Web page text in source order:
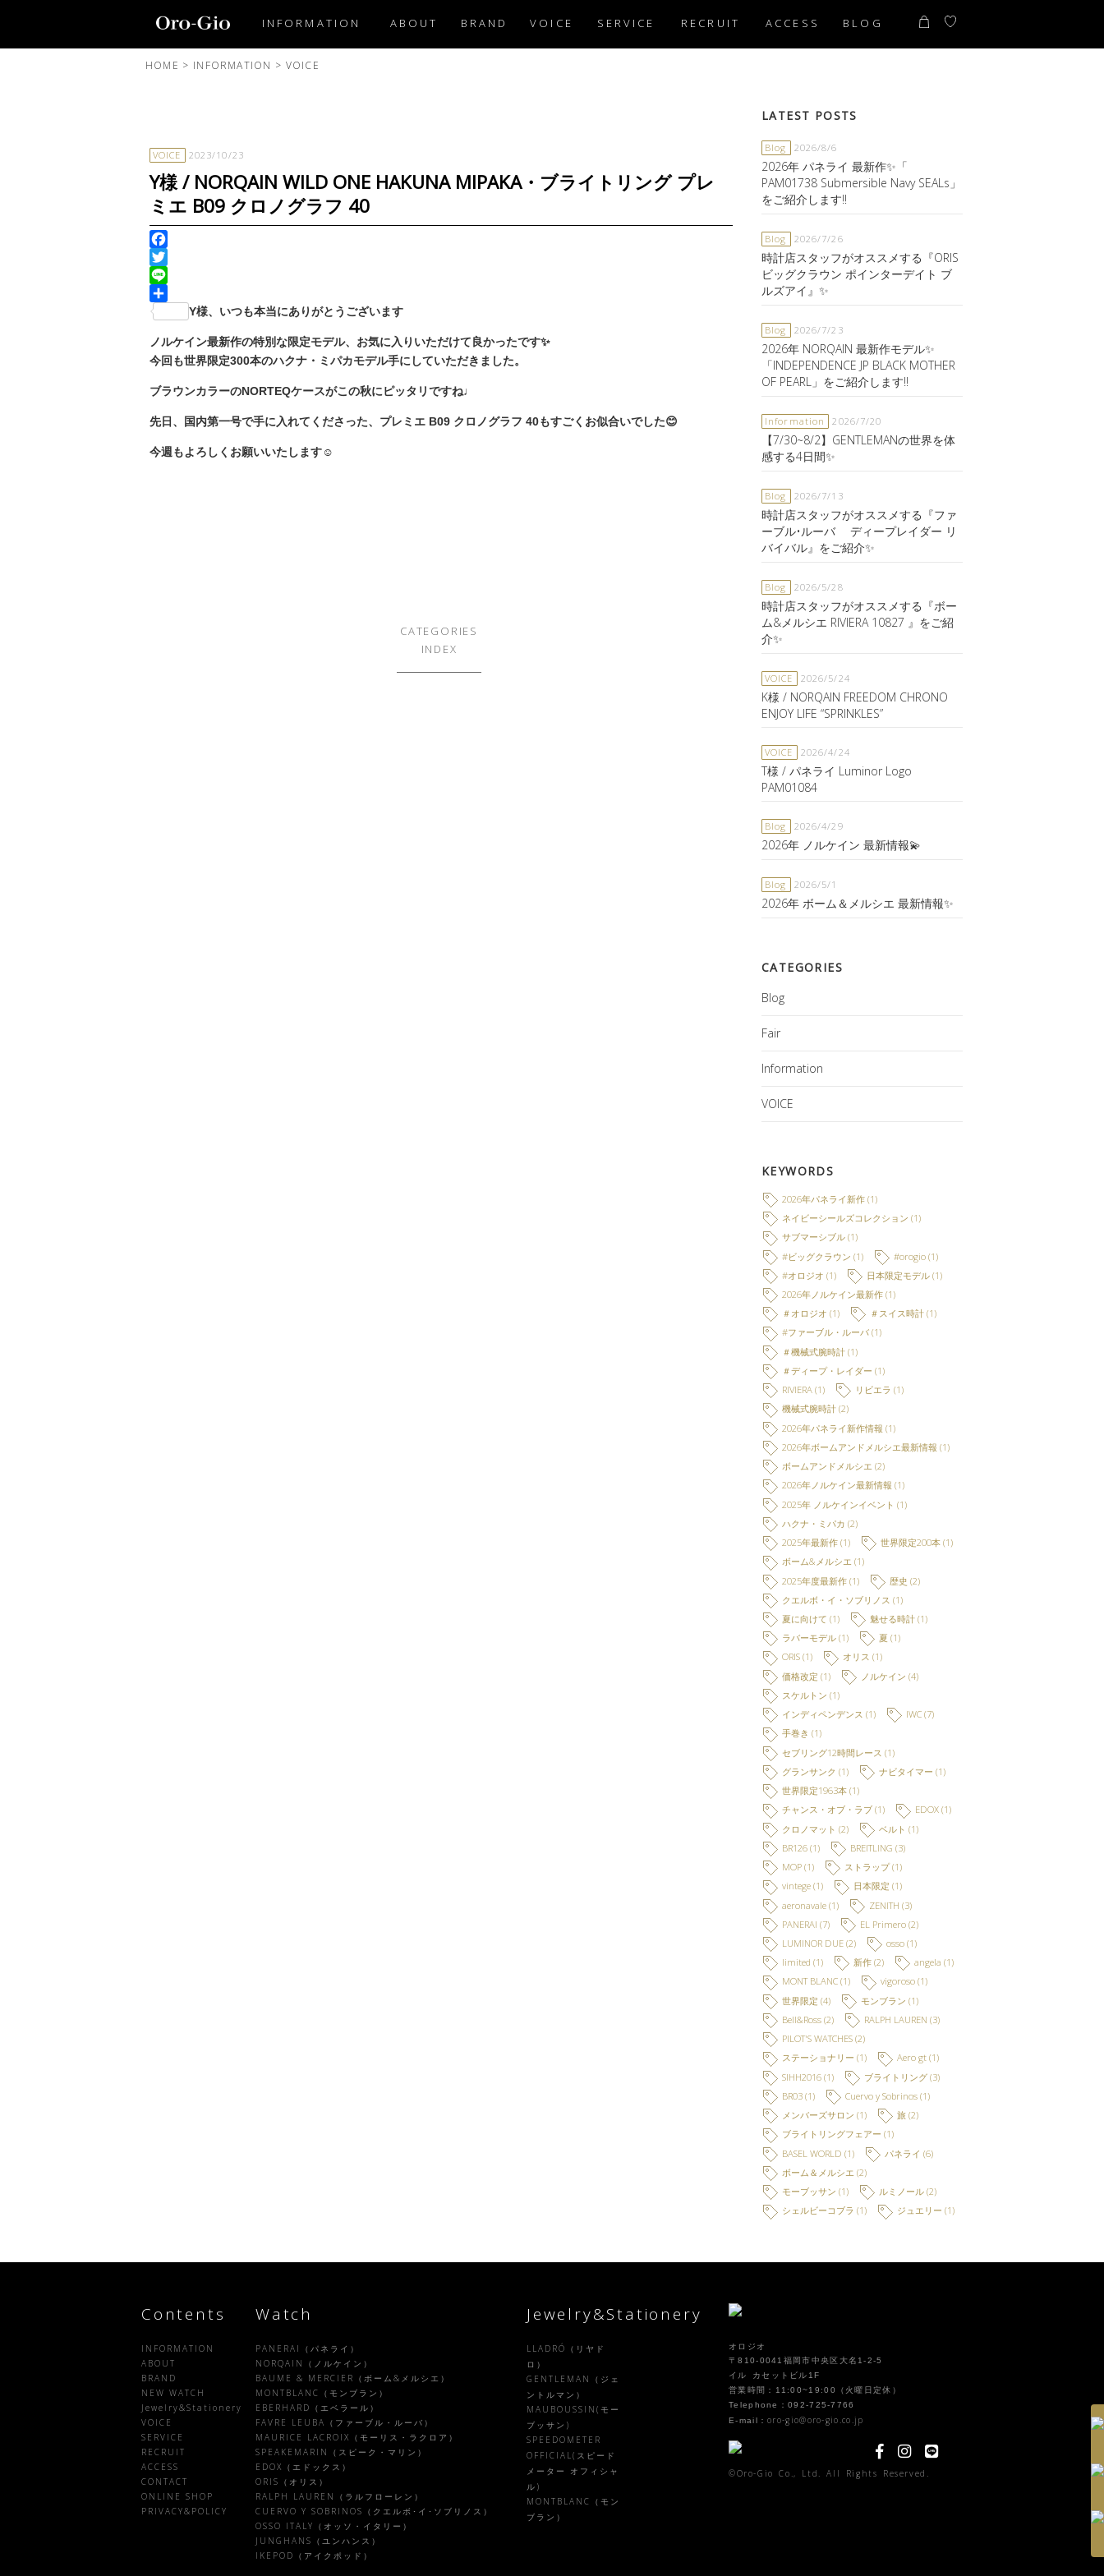
INFORMATION ABOUT BRAND VOICE SERVICE RECRUIT ACCESS BLOG
HOME > INFORMATION > VOICE
VOICE 2023/10/23
Y様 / NORQAIN WILD ONE HAKUNA MIPAKA・ブライトリング プレ
ミエ B09 クロノグラフ 40
Facebook
Twitter
Line
共
Y様、いつも本当にありがとうございます
ノルケイン最新作の特別な限定モデル、お気に入りいただけて良かったです✨
今回も世界限定300本のハクナ・ミパカモデル手にしていただきました。
ブラウンカラーのNORTEQケースがこの秋にピッタリですね♩
先日、国内第一号で手に入れてくださった、プレミエ B09 クロノグラフ 40もすごくお似合いでした😊
今週もよろしくお願いいたします☺️
CATEGORIES
INDEX
LATEST POSTS
Blog 2026/8/6
2026年 パネライ 最新作✨「
PAM01738 Submersible Navy SEALs」
をご紹介します‼️
Blog 2026/7/26
時計店スタッフがオススメする『ORIS
ビッグクラウン ポインターデイト ブ
ルズアイ』✨
Blog 2026/7/23
2026年 NORQAIN 最新作モデル✨
「INDEPENDENCE JP BLACK MOTHER
OF PEARL」をご紹介します‼️
Information 2026/7/20
【7/30~8/2】GENTLEMANの世界を体
感する4日間✨
Blog 2026/7/13
時計店スタッフがオススメする『ファ
ーブル•ルーバ ディープレイダー リ
バイバル』をご紹介✨
Blog 2026/5/28
時計店スタッフがオススメする『ボー
ム&メルシエ RIVIERA 10827 』をご紹
介✨
VOICE 2026/5/24
K様 / NORQAIN FREEDOM CHRONO
ENJOY LIFE “SPRINKLES”
VOICE 2026/4/24
T様 / パネライ Luminor Logo
PAM01084
Blog 2026/4/29
2026年 ノルケイン 最新情報💫
Blog 2026/5/1
2026年 ボーム＆メルシエ 最新情報✨
CATEGORIES
Blog
Fair
Information
VOICE
KEYWORDS
2026年パネライ新作(1)
ネイビーシールズコレクション (1)
サブマーシブル(1)
#ビッグクラウン (1) #orogio(1)
#オロジオ (1) 日本限定モデル(1)
2026年ノルケイン最新作(1)
＃オロジオ (1) ＃スイス時計(1)
#ファーブル・ルーバ(1)
＃機械式腕時計(1)
＃ディープ・レイダー (1)
RIVIERA(1) リビエラ (1)
機械式腕時計(2)
2026年パネライ新作情報 (1)
2026年ボームアンドメルシエ最新情報 (1)
ボームアンドメルシエ(2)
2026年ノルケイン最新情報 (1)
2025年 ノルケインイベント (1)
ハクナ・ミパカ (2)
2025年最新作(1) 世界限定200本(1)
ボーム&メルシエ(1)
2025年度最新作(1) 歴史 (2)
クエルボ・イ・ソブリノス (1)
夏に向けて (1) 魅せる時計(1)
ラバーモデル(1) 夏 (1)
ORIS(1) オリス (1)
価格改定 (1) ノルケイン (4)
スケルトン (1)
インディペンデンス (1) IWC(7)
手巻き (1)
セブリング12時間レース (1)
グランサンク (1) ナビタイマー (1)
世界限定1963本(1)
チャンス・オブ・ラブ(1) EDOX(1)
クロノマット (2) ベルト (1)
BR126(1) BREITLING (3)
MOP(1) ストラップ(1)
vintege(1) 日本限定 (1)
aeronavale(1) ZENITH (3)
PANERAI (7) EL Primero(2)
LUMINOR DUE(2) osso(1)
limited (1) 新作(2) angela (1)
MONT BLANC(1) vigoroso(1)
世界限定 (4) モンブラン (1)
Bell&Ross(2) RALPH LAUREN (3)
PILOT'S WATCHES(2)
ステーショナリー (1) Aero gt(1)
SIHH2016(1) ブライトリング(3)
BR03(1) Cuervo y Sobrinos(1)
メンバーズサロン (1) 旅(2)
ブライトリングフェアー (1)
BASEL WORLD (1) パネライ (6)
ボーム＆メルシエ (2)
モーブッサン (1) ルミノール(2)
シェルビーコブラ (1) ジュエリー (1)
Contents
INFORMATION
ABOUT
BRAND
NEW WATCH
Jewelry&Stationery
VOICE
SERVICE
RECRUIT
ACCESS
CONTACT
ONLINE SHOP
PRIVACY&POLICY
Watch
PANERAI（パネライ）
NORQAIN（ノルケイン）
BAUME & MERCIER（ボーム&メルシエ）
MONTBLANC（モンブラン）
EBERHARD（エベラール）
FAVRE LEUBA（ファーブル・ルーバ）
MAURICE LACROIX（モーリス・ラクロア）
SPEAKEMARIN（スピーク・マリン）
EDOX（エドックス）
ORIS（オリス）
RALPH LAUREN（ラルフローレン）
CUERVO Y SOBRINOS（クエルボ･イ･ソブリノス）
OSSO ITALY（オッソ・イタリー）
JUNGHANS（ユンハンス）
IKEPOD（アイクポッド）
Jewelry&Stationery
LLADRÓ（リヤド
ロ）
GENTLEMAN（ジェ
ントルマン）
MAUBOUSSIN(モー
ブッサン)
SPEEDOMETER
OFFICIAL(スピード
メーター オフィシャ
ル)
MONTBLANC（モン
ブラン）
オロジオ
〒810-0041福岡市中央区大名1-2-5
イル カセットビル1F
営業時間：11:00~19:00（火曜日定休）
Telephone：092-725-7766
E-mail：oro-gio@oro-gio.co.jp
©Oro-Gio Co., Ltd. All Rights Reserved.